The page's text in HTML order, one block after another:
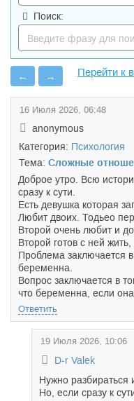
Поиск:
← →
16 Июля 2026, 06:48
anonymous
Категория: Психология
Тема: Сложные
Доброе утро. Всю
сразу к сути.
Есть девушка которая
Любит двоих. Тодьео
Второй очень любит и
Второй готов с ней
Проблема заключается
беременна.
Вопрос заключается в
что беременна, если
Ответить
19 Июля 2026, 10:06
D-r Valek
Нужно разбираться
Но, если сразу к